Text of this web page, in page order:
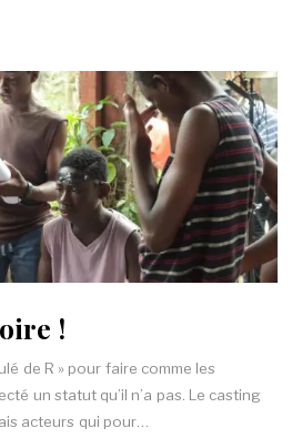
!
de R » pour faire comme les
un statut qu’il n’a pas. Le casting
acteurs qui pour…